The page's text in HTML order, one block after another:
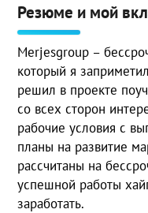
Резюме и мой
Merjesgroup –
который я
решил в проекте
со всех сторон
рабочие условия с
планы на развитие
рассчитаны на
успешной работы
заработать.